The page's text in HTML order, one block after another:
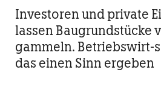
Investoren und private
lassen Baugrundstücke
gammeln. Betriebswirt-
das einen Sinn ergeben